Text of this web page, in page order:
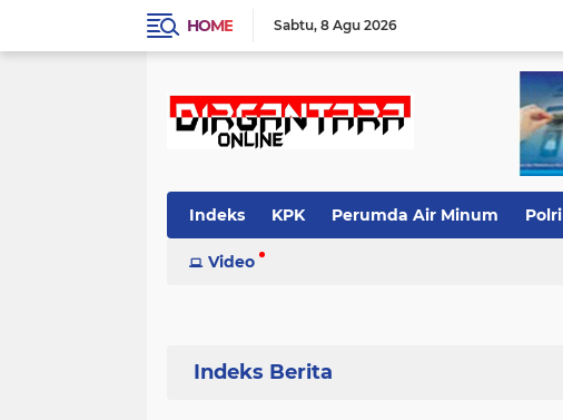
HOME Sabtu 8 Agu 2026
Indeks KPK Perumda Air Minum Polri
Video